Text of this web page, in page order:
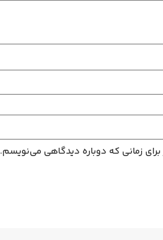
زمانی که دوباره دیدگاهی می‌نویسم.